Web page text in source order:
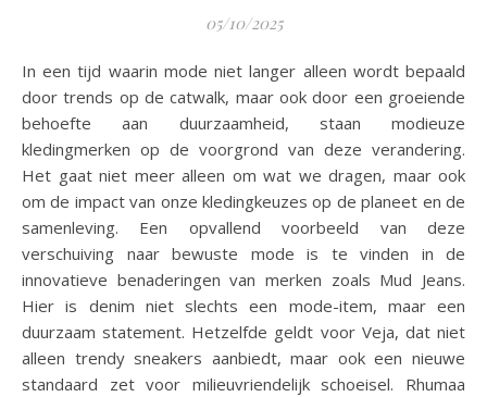
05/10/2025
In een tijd waarin mode niet langer alleen wordt bepaald
door trends op de catwalk, maar ook door een groeiende
behoefte aan duurzaamheid, staan modieuze
kledingmerken op de voorgrond van deze verandering.
Het gaat niet meer alleen om wat we dragen, maar ook
om de impact van onze kledingkeuzes op de planeet en de
samenleving. Een opvallend voorbeeld van deze
verschuiving naar bewuste mode is te vinden in de
innovatieve benaderingen van merken zoals Mud Jeans.
Hier is denim niet slechts een mode-item, maar een
duurzaam statement. Hetzelfde geldt voor Veja, dat niet
alleen trendy sneakers aanbiedt, maar ook een nieuwe
standaard zet voor milieuvriendelijk schoeisel. Rhumaa